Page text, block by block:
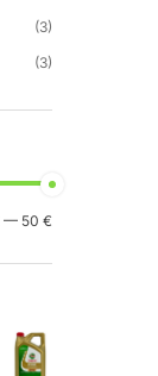
(3)
(3)
— 50 €